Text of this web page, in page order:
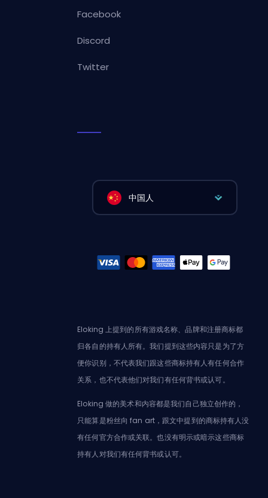
Facebook
Discord
Twitter
中国人
Eloking 上提到的所有游戏名称、品牌和注册商标都
归各自的持有人所有。我们提到这些内容只是为了方
便你识别，不代表我们跟这些商标持有人有任何合作
关系，也不代表他们对我们有任何背书或认可。
Eloking 做的美术和内容都是我们自己独立创作的，
只能算是粉丝向 fan art，跟文中提到的商标持有人没
有任何官方合作或关联。也没有明示或暗示这些商标
持有人对我们有任何背书或认可。